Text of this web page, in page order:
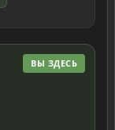
ВЫ ЗДЕСЬ